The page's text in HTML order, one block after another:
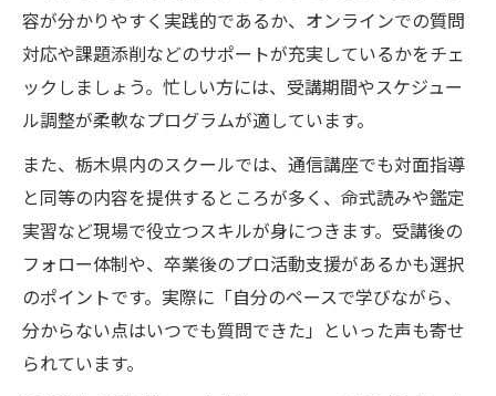
容が分かりやすく実践的であるか、オンラインでの質問
対応や課題添削などのサポートが充実しているかをチェ
ックしましょう。忙しい方には、受講期間やスケジュー
ル調整が柔軟なプログラムが適しています。
また、栃木県内のスクールでは、通信講座でも対面指導
と同等の内容を提供するところが多く、命式読みや鑑定
実習など現場で役立つスキルが身につきます。受講後の
フォロー体制や、卒業後のプロ活動支援があるかも選択
のポイントです。実際に「自分のペースで学びながら、
分からない点はいつでも質問できた」といった声も寄せ
られています。